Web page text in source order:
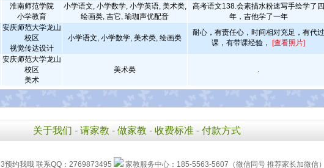
淮南师范学院
小学教育
小学语文, 小学数学, 小学英语, 美术类,
绘画类, 吉它, 瑜珈声优配音
高考语文138.会素描水粉速写手绘学了四
年，吉他学了一年
安庆师范大学龙山
校区
视觉传达设计
小学语文, 小学数学, 美术类, 绘画类
耐心，有责任心，时间相对充足，有代过
课，有带课经验， [查看照片]
安庆师范大学龙山
校区
美术
美术类 .
关于我们 - 请家教 - 做家教 - 收费标准 - 付款方式
约我哦 联系QQ：2769873495 家教服务中心：185-5563-5607（微信同号 推荐家长加微信